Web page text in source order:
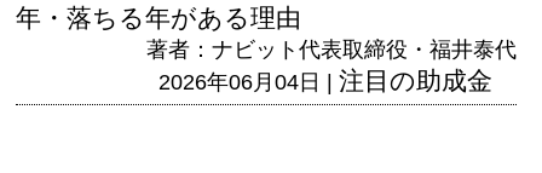
年・落ちる年がある理由
著者：ナビット代表取締役・福井泰代
2026年06月04日 | 注目の助成金